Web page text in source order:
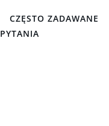
CZĘSTO ZADAWANE
PYTANIA